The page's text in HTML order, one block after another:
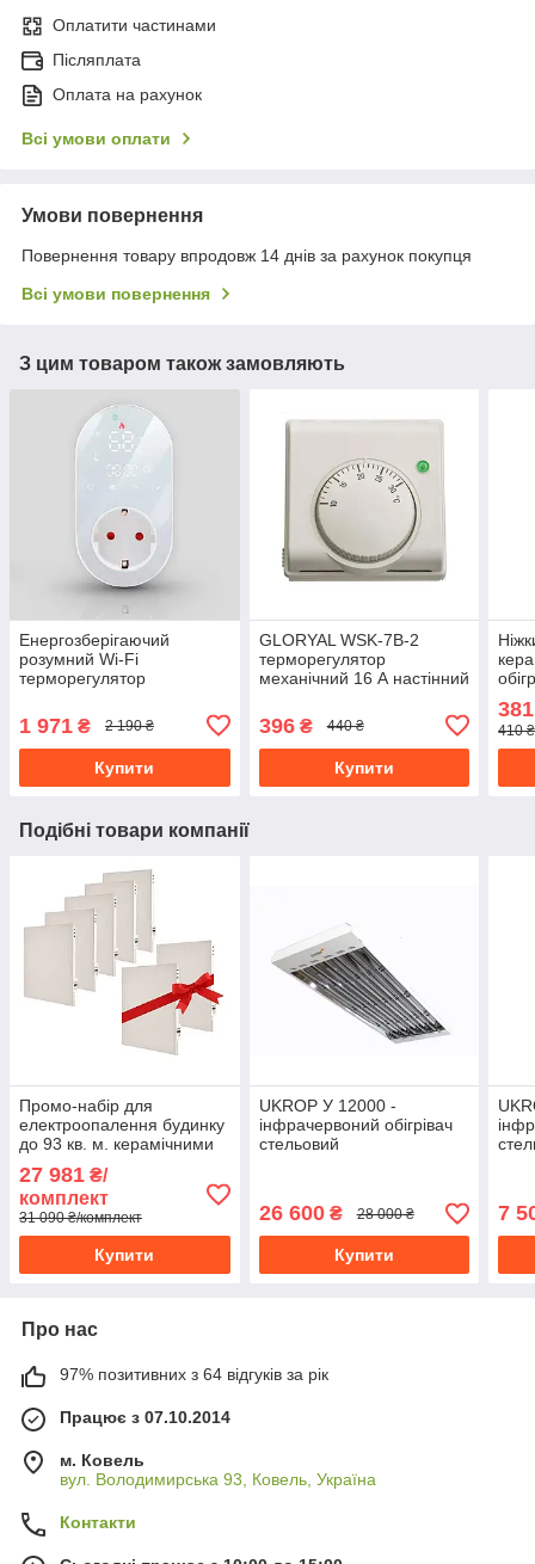
Оплатити частинами
Післяплата
Оплата на рахунок
Всі умови оплати
Умови повернення
Повернення товару впродовж 14 днів за рахунок покупця
Всі умови повернення
З цим товаром також замовляють
Енергозберігаючий
розумний Wi-Fi
терморегулятор
для опалення 16А Tuya ,
білий
1 971 ₴ 2 190 ₴
Купити
GLORYAL WSK-7B-2
терморегулятор
механічний 16 А настінний
396₴ 440 ₴
Купити
410
Подібні товари компанії
Промо-набір для
електроопалення будинку
до 93 кв. м. керамічними
обігрівачами UKROP
потужністю 4.7 кВт
27 981 ₴/
комплект
31 090 ₴/комплект
Купити
UKROP У 12000 -
інфрачервоний обігрівач
стельовий
будівель
26 600₴ 28 000 ₴
Купити
7
Про нас
97% позитивних з 64 відгуків за рік
Працює з 07.10.2014
м. Ковель
вул. Володимирська 93, Ковель, Україна
Контакти